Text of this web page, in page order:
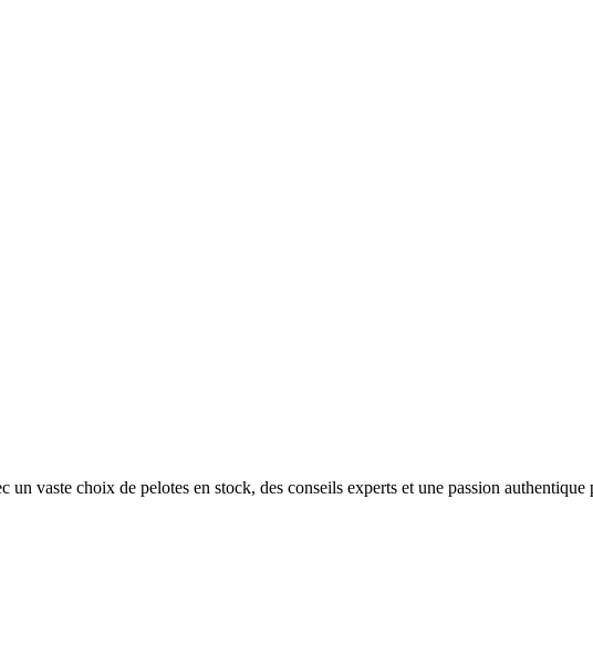
vaste choix de pelotes en stock, des conseils experts et une passion authentique